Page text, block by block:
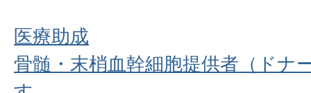
医療助成
骨髄・末梢血幹細胞提供者（ドナ